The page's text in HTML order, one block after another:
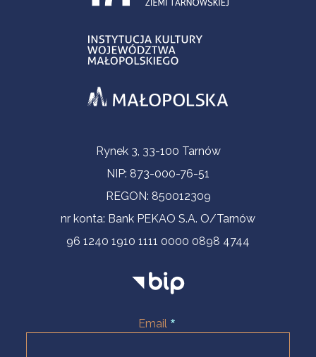
Contact InformationRynek 3, 33-100 Tarnów
NIP: 873-000-76-51
REGON: 850012309
nr konta: Bank PEKAO S.A. O/Tarnów
96 1240 1910 1111 0000 0898 4744
Email